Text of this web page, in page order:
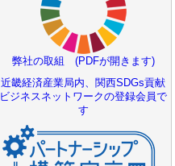
弊社の取組 (PDFが開きます)
近畿経済産業局内、関西SDGs貢献
ビジネスネットワークの登録会員で
す